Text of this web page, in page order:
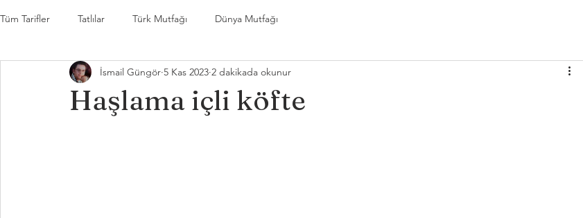
Tüm Tarifler Tatlılar Türk Mutfağı Dünya Mutfağı
Haşlama içli köfte
İsmail Güngör 5 Kas 2023 2 dakikada okunur